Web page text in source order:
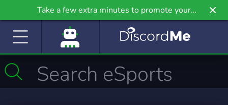
Take a few extra minutes to promote your
community even further on Griv.io, our newest